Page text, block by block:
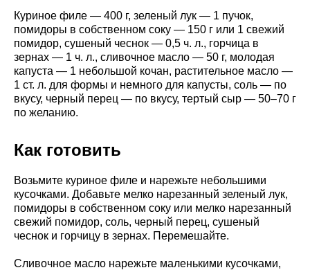
Куриное филе — 400 г, зеленый лук — 1 пучок,
помидоры в собственном соку — 150 г или 1 свежий
помидор, сушеный чеснок — 0,5 ч. л., горчица в
зернах — 1 ч. л., сливочное масло — 50 г, молодая
капуста — 1 небольшой кочан, растительное масло —
1 ст. л. для формы и немного для капусты, соль — по
вкусу, черный перец — по вкусу, тертый сыр — 50–70 г
по желанию.
Как готовить
Возьмите куриное филе и нарежьте небольшими
кусочками. Добавьте мелко нарезанный зеленый лук,
помидоры в собственном соку или мелко нарезанный
свежий помидор, соль, черный перец, сушеный
чеснок и горчицу в зернах. Перемешайте.
Сливочное масло нарежьте маленькими кусочками,